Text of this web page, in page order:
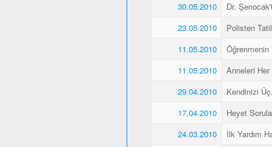
30.05.2010
Dr.
23.05.2010
Polisten
11.05.2010
Öğrenmenin
11.05.2010
Anneleri Her
29.04.2010
Kendinizi
17.04.2010
Heyet
24.03.2010
Ilk Yardım